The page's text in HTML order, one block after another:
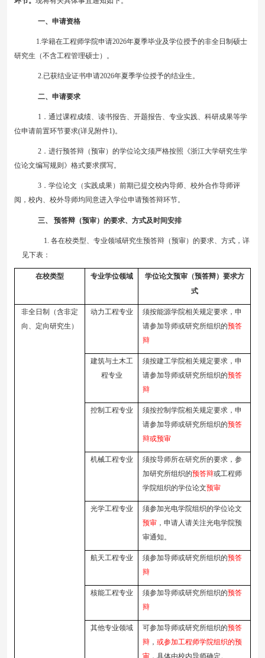
一、申请资格
1.学籍在工程师学院申请2026年夏季毕业及学位授予的非全日制 硕士
研究生 （不含工程管理硕士） 。
2.已获结业证书申请2026年夏季学位授予的结业生。
二、申请要求
1．通过课程成绩、读书报告、开题报告、专业实践、科研成果等学
位申请前置环节要求(详见附件1)。
2．进行预答辩（预审）的学位论文须严格按照《浙江大学研究生学
位论文编写规则》格式要求撰写。
3．学位论文 （实践成果） 前期已提交校内导师、校外合作导师评
阅，校内、校外导师均同意进入学位申请预答辩环节。
三、 预答辩（预审）的要求、方式及时间安排
1. 各在校类型、专业领域研究生预答辩 （预审） 的要求、方式，详
见下表：
在校类型 专业学位领域 学位论文预审（预答辩）要求方
式
非全日制（含非定
向、定向研究生）
动力工程专业
须按能源学院相关规定要求，申
请参加导师或研究所组织的预答
辩
建筑与土木工
程专业
须按建工学院相关规定要求，申
请参加导师或研究所组织的预答
辩
控制工程专业
须按控制学院相关规定要求，申
请参加导师或研究所组织的预答
辩或预审
机械工程专业
须按导师所在研究所的要求，参
加研究所组织的预答辩或工程师
学院组织的学位论文预审
光学工程专业
须参加光电学院组织的学位论文
预审 ，申请人请关注光电学院预
审通知。
航天工程专业 须参加导师或研究所组织的预答
辩
核能工程专业 须参加导师或研究所组织的预答
辩
其他专业领域 可参加导师或研究所组织的预答
辩 ， 或参加工程师学院组织的预
审 ，具体由校内导师确定。